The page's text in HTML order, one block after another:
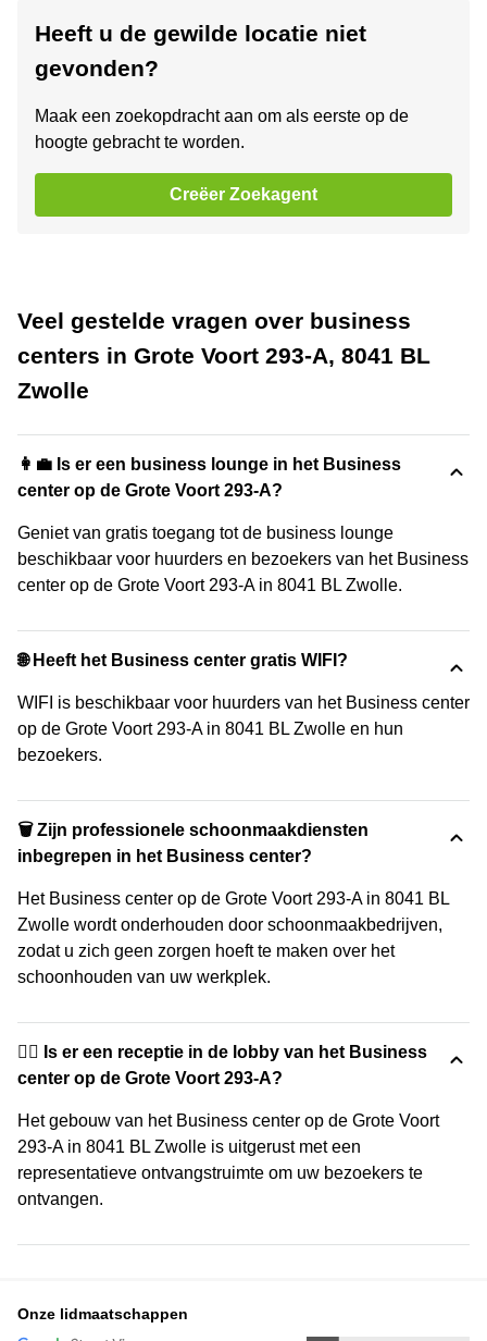
Heeft u de gewilde locatie niet
gevonden?
Maak een zoekopdracht aan om als eerste op de
hoogte gebracht te worden.
Creëer Zoekagent
Veel gestelde vragen over business
centers in Grote Voort 293-A, 8041 BL
Zwolle
👩‍💼 Is er een business lounge in het Business
center op de Grote Voort 293-A?
Geniet van gratis toegang tot de business lounge
beschikbaar voor huurders en bezoekers van het Business
center op de Grote Voort 293-A in 8041 BL Zwolle.
🌐 Heeft het Business center gratis WIFI?
WIFI is beschikbaar voor huurders van het Business center
op de Grote Voort 293-A in 8041 BL Zwolle en hun
bezoekers.
🗑 Zijn professionele schoonmaakdiensten
inbegrepen in het Business center?
Het Business center op de Grote Voort 293-A in 8041 BL
Zwolle wordt onderhouden door schoonmaakbedrijven,
zodat u zich geen zorgen hoeft te maken over het
schoonhouden van uw werkplek.
🙋‍♀️ Is er een receptie in de lobby van het Business
center op de Grote Voort 293-A?
Het gebouw van het Business center op de Grote Voort
293-A in 8041 BL Zwolle is uitgerust met een
representatieve ontvangstruimte om uw bezoekers te
ontvangen.
Onze lidmaatschappen